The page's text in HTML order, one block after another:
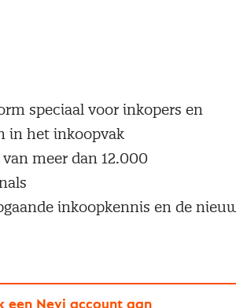
speciaal voor inkopers en
in het inkoopvak
meer dan 12.000
inkoopkennis en de
een Nevi account aan